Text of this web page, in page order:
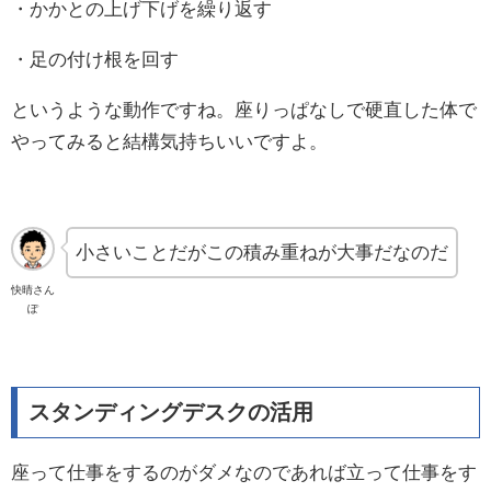
・かかとの上げ下げを繰り返す
・足の付け根を回す
というような動作ですね。座りっぱなしで硬直した体で
やってみると結構気持ちいいですよ。
快晴さん
ぽ
小さいことだがこの積み重ねが大事だなのだ
スタンディングデスクの活用
座って仕事をするのがダメなのであれば立って仕事をす